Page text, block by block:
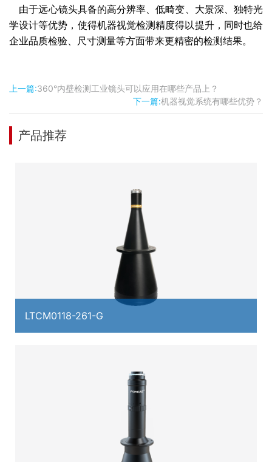
由于远心镜头具备的高分辨率、低畸变、大景深、独特光
学设计等优势，使得机器视觉检测精度得以提升，同时也给
企业品质检验、尺寸测量等方面带来更精密的检测结果。
上一篇:360°内壁检测工业镜头可以应用在哪些产品上？
下一篇:机器视觉系统有哪些优势？
产品推荐
LTCM0118-261-G